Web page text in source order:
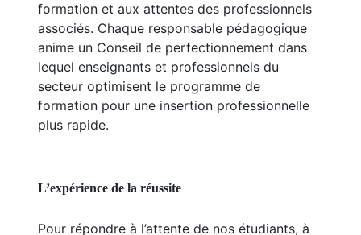
formation et aux attentes des professionnels
associés. Chaque responsable pédagogique
anime un Conseil de perfectionnement dans
lequel enseignants et professionnels du
secteur optimisent le programme de
formation pour une insertion professionnelle
plus rapide.
L’expérience de la réussite
Pour répondre à l’attente de nos étudiants, à